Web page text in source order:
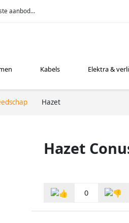
aanbod...
Kabels Elektra &
Hazet
Hazet
0